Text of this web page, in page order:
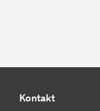
Kontakt